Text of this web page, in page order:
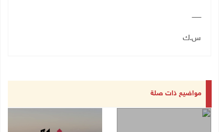
ـــــــــ
س.ك
مواضيع ذات صلة